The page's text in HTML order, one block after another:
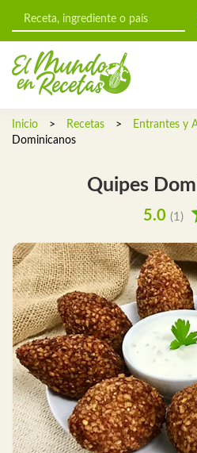
Inicio > Recetas > Entrantes y
Dominicanos
Quipes
5.0 (1)